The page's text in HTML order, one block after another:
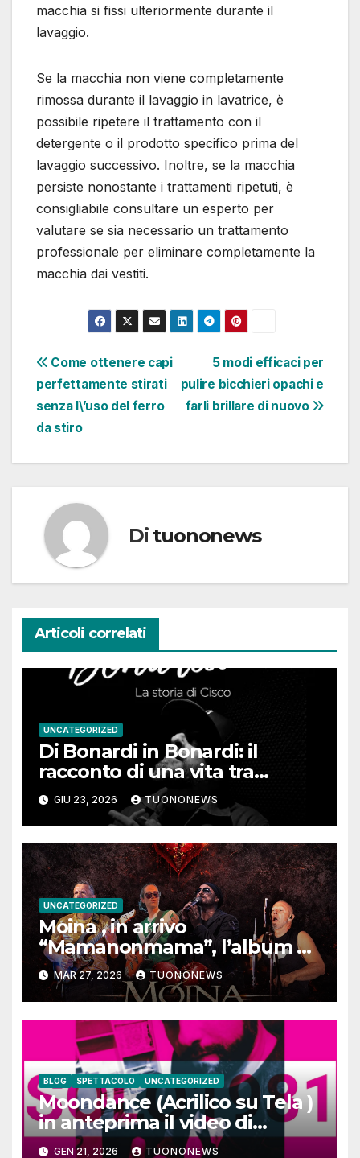
macchia si fissi ulteriormente durante il
lavaggio.
Se la macchia non viene completamente
rimossa durante il lavaggio in lavatrice, è
possibile ripetere il trattamento con il
detergente o il prodotto specifico prima del
lavaggio successivo. Inoltre, se la macchia
persiste nonostante i trattamenti ripetuti, è
consigliabile consultare un esperto per
valutare se sia necessario un trattamento
professionale per eliminare completamente la
macchia dai vestiti.
Navigazione
articoli
5 modi efficaci per
pulire bicchieri opachi e
farli brillare di nuovo
Come ottenere capi
perfettamente stirati
senza l\’uso del ferro
da stiro
Di tuononews
Articoli correlati
UNCATEGORIZED
Di Bonardi in Bonardi: il
racconto di una vita tra
memoria, musica e identità
GIU 23, 2026 TUONONEWS
UNCATEGORIZED
Moina , in arrivo
“Mamanonmama”, l’album di
debutto per Ghost Record
MAR 27, 2026 TUONONEWS
BLOG SPETTACOLO UNCATEGORIZED
Moondance (Acrilico su Tela )
in anteprima il video di
SOLO1981
GEN 21, 2026 TUONONEWS